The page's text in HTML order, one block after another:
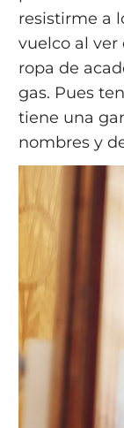
resistirme a
vuelco al ver
ropa de
gas. Pues
tiene una
nombres y